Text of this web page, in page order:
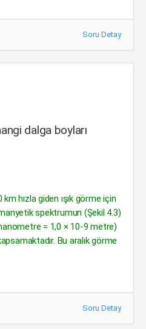
Soru Detay
dalga boyları
hızla giden ışık görme için
spektrumun (Şekil 4.3)
= 1,0 × 10-9 metre)
Bu aralık görme
Soru Detay